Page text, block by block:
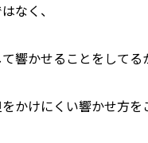
なく、
響かせることをして
かけにくい響かせ方を